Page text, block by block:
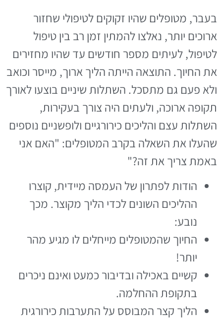
בעבר, מטופלים שהיו זקוקים לטיפולי שחזור
ארוכים יותר, נאלצו להמתין זמן רב בין טיפול
לטיפול, לעיתים מספר חודשים עד שהיו מחזירים
את החיוך. התוצאה הייתה הליך ארוך, מייסר וכואב
ולא פעם גם מתסכל. השתלות שיניים בוצעו לאורך
תקופה ארוכה, ולעתים היה צורך בעקירות,
השתלות עצם והליכים כירורגיים ולופשניים נוספים
שהעלו את השאלה בקרב המטופלים: "האם אני
באמת צריך את זה?"
הודות לפתרון של העמסה מיידית, קוצרו
ההליכים השונים לכדי הליך מקוצר. מכך
נובע:
החיוך שהמטופלים מייחלים לו מגיע מהר
יותר!
קשיים באכילה ובדיבור כמעט ואינם ניכרים
בתקופת ההחלמה.
הליך קצר המבוסס על התערבות כירורגית